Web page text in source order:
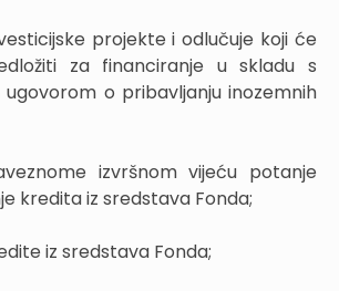
projekte i odlučuje koji će
za financiranje u skladu s
o pribavljanju inozemnih
izvršnom vijeću potanje
kredita iz sredstava Fonda;
iz sredstava Fonda;